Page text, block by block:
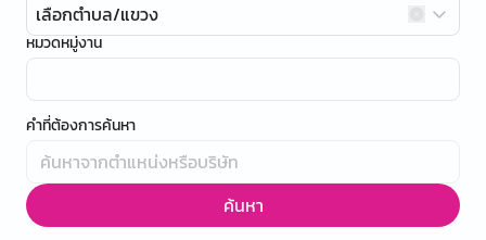
เลือกตำบล/แขวง
หมวดหมู่งาน
คำที่ต้องการค้นหา
ค้นหา